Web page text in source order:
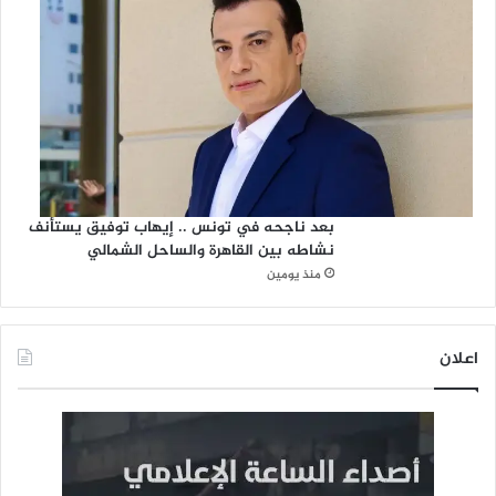
بعد ناجحه في تونس .. إيهاب توفيق يستأنف
نشاطه بين القاهرة والساحل الشمالي
منذ يومين
اعلان